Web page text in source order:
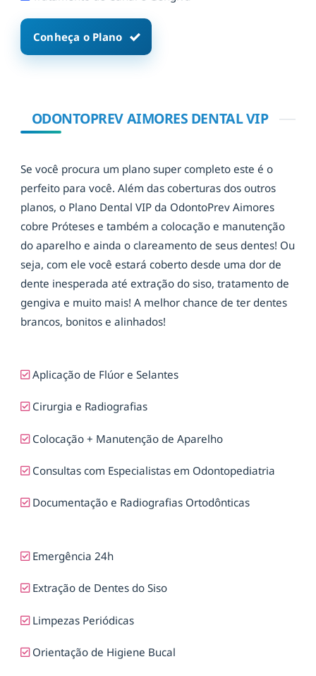
Conheça o Plano
ODONTOPREV AIMORES DENTAL VIP
Se você procura um plano super completo este é o
perfeito para você. Além das coberturas dos outros
planos, o Plano Dental VIP da OdontoPrev Aimores
cobre Próteses e também a colocação e manutenção
do aparelho e ainda o clareamento de seus dentes! Ou
seja, com ele você estará coberto desde uma dor de
dente inesperada até extração do siso, tratamento de
gengiva e muito mais! A melhor chance de ter dentes
brancos, bonitos e alinhados!
Aplicação de Flúor e Selantes
Cirurgia e Radiografias
Colocação + Manutenção de Aparelho
Consultas com Especialistas em Odontopediatria
Documentação e Radiografias Ortodônticas
Emergência 24h
Extração de Dentes do Siso
Limpezas Periódicas
Orientação de Higiene Bucal